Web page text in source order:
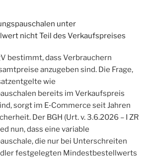
unter
nicht Teil des Verkaufspreises
bestimmt, dass Verbrauchern
anzugeben sind. Die Frage,
wie
bereits im Verkaufspreis
sorgt im E‑Commerce seit Jahren
Der BGH (Urt. v. 3.6.2026 – I ZR
nun, dass eine variable
die nur bei Unterschreiten
festgelegten Mindestbestellwerts